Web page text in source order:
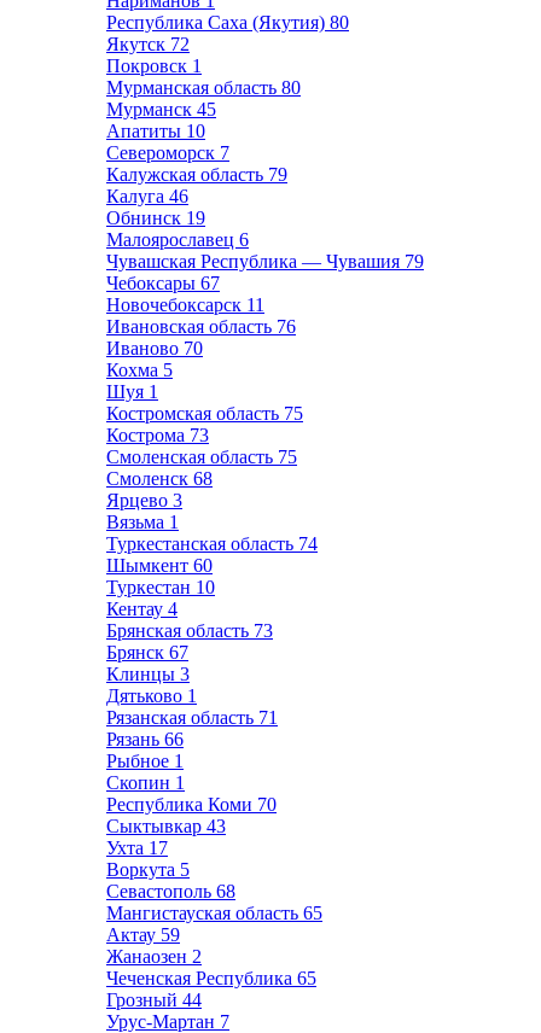
Республика Саха (Якутия) 80
Якутск 72
Покровск 1
Мурманская область 80
Мурманск 45
Апатиты 10
Североморск 7
Калужская область 79
Калуга 46
Обнинск 19
Малоярославец 6
Чувашская Республика — Чувашия 79
Чебоксары 67
Новочебоксарск 11
Ивановская область 76
Иваново 70
Кохма 5
Шуя 1
Костромская область 75
Кострома 73
Смоленская область 75
Смоленск 68
Ярцево 3
Вязьма 1
Туркестанская область 74
Шымкент 60
Туркестан 10
Кентау 4
Брянская область 73
Брянск 67
Клинцы 3
Дятьково 1
Рязанская область 71
Рязань 66
Рыбное 1
Скопин 1
Республика Коми 70
Сыктывкар 43
Ухта 17
Воркута 5
Севастополь 68
Мангистауская область 65
Актау 59
Жанаозен 2
Чеченская Республика 65
Грозный 44
Урус-Мартан 7